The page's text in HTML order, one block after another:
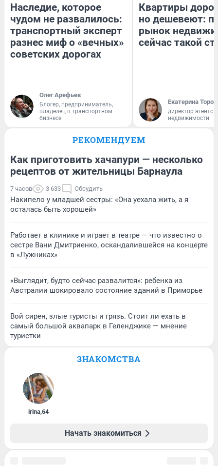
Наследие, которое
чудом не развалилось:
транспортный эксперт
разнес миф о «вечных»
советских дорогах
Олег Арефьев
Блогер, предприниматель,
владелец в транспортном
бизнесе
Квартиры
но дешевеют:
рынок
сейчас такой
Екатерина
директор
недвижимости
РЕКОМЕНДУЕМ
Как приготовить хачапури — несколько
рецептов от жительницы Барнаула
7 часов 3 633 Обсудить
Накипело у младшей сестры: «Она уехала жить, а я
осталась быть хорошей»
Работает в клинике и играет в театре — что известно о
сестре Вани Дмитриенко, оскандалившейся на концерте
в «Лужниках»
«Выглядит, будто сейчас развалится»: ребенка из
Австралии шокировало состояние зданий в Приморье
Вой сирен, злые туристы и грязь. Стоит ли ехать в
самый большой аквапарк в Геленджике — мнение
туристки
ЗНАКОМСТВА
irina,64
Начать знакомиться